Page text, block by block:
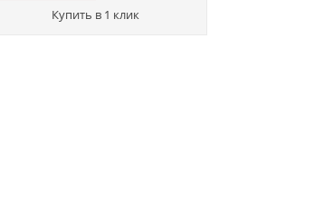
Купить в 1 клик